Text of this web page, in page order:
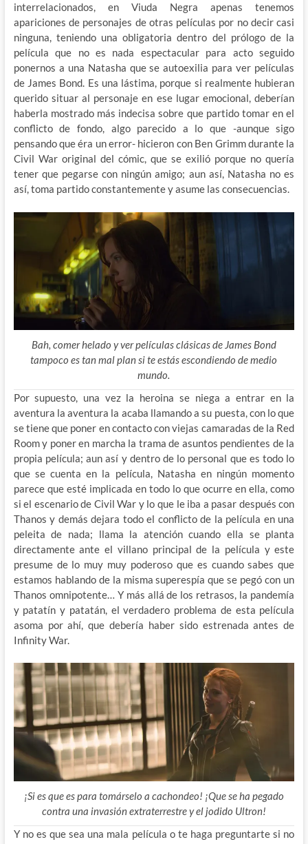
interrelacionados, en Viuda Negra apenas tenemos
apariciones de personajes de otras películas por no decir casi
ninguna, teniendo una obligatoria dentro del prólogo de la
película que no es nada espectacular para acto seguido
ponernos a una Natasha que se autoexilia para ver películas
de James Bond. Es una lástima, porque si realmente hubieran
querido situar al personaje en ese lugar emocional, deberían
haberla mostrado más indecisa sobre que partido tomar en el
conflicto de fondo, algo parecido a lo que -aunque sigo
pensando que éra un error- hicieron con Ben Grimm durante la
Civil War original del cómic, que se exilió porque no quería
tener que pegarse con ningún amigo; aun así, Natasha no es
así, toma partido constantemente y asume las consecuencias.
Bah, comer helado y ver películas clásicas de James Bond
tampoco es tan mal plan si te estás escondiendo de medio
mundo.
Por supuesto, una vez la heroina se niega a entrar en la
aventura la aventura la acaba llamando a su puesta, con lo que
se tiene que poner en contacto con viejas camaradas de la Red
Room y poner en marcha la trama de asuntos pendientes de la
propia película; aun así y dentro de lo personal que es todo lo
que se cuenta en la película, Natasha en ningún momento
parece que esté implicada en todo lo que ocurre en ella, como
si el escenario de Civil War y lo que le iba a pasar después con
Thanos y demás dejara todo el conflicto de la película en una
peleita de nada; llama la atención cuando ella se planta
directamente ante el villano principal de la película y este
presume de lo muy muy poderoso que es cuando sabes que
estamos hablando de la misma superespía que se pegó con un
Thanos omnipotente… Y más allá de los retrasos, la pandemía
y patatín y patatán, el verdadero problema de esta película
asoma por ahí, que debería haber sido estrenada antes de
Infinity War.
¡Si es que es para tomárselo a cachondeo! ¡Que se ha pegado
contra una invasión extraterrestre y el jodido Ultron!
Y no es que sea una mala película o te haga preguntarte si no